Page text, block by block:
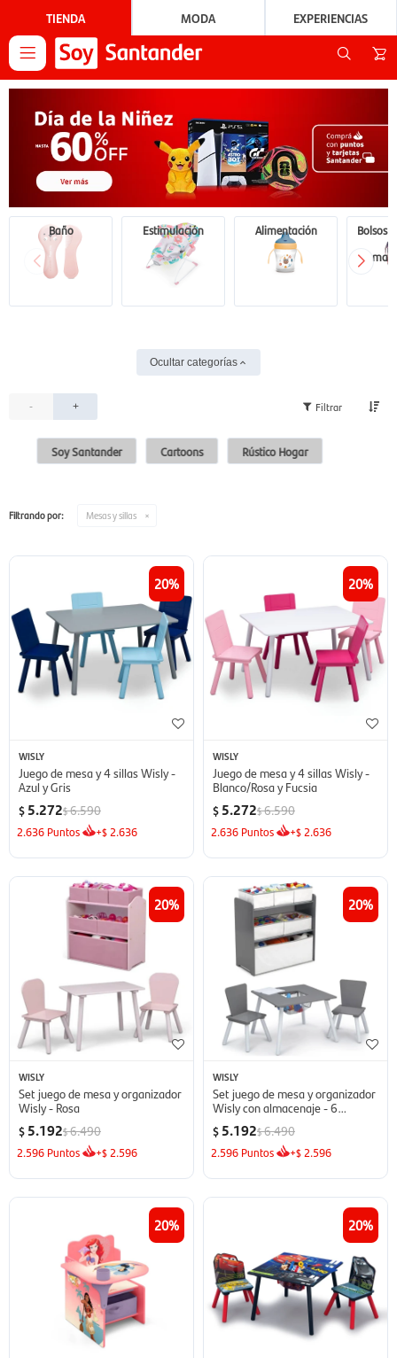
TIENDA MODA EXPERIENCIAS

Baño Estimulación Alimentación
Bolsos
Ocultar categorías
- +
Soy Santander Cartoons Rústico Hogar
Filtrando por: Mesas y sillas
20
WISLY
Juego de mesa y 4 sillas Wisly -
Azul y Gris
$ 5.272$6.590
2.636 Puntos +$2.636
20
WISLY
Juego de mesa y 4 sillas Wisly -
Blanco/Rosa y Fucsia
$ 5.272$6.590
2.636 Puntos +$2.636
20
WISLY
Set juego de mesa y organizador
Wisly - Rosa
$ 5.192$6.490
2.596 Puntos +$2.596
20
WISLY
Set juego de mesa y organizador
Wisly con almacenaje - 6
contenedores
$ 5.192$6.490
2.596 Puntos +$2.596
20 20